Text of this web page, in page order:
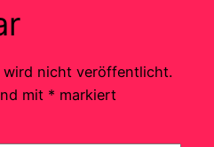
wird nicht veröffentlicht.
mit * markiert